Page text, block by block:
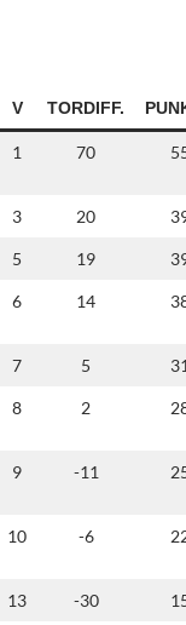
V TORDIFF.
1 70
3 20
5 19
6 14
7 5
8 2
9 -11
10 -6
13 -30